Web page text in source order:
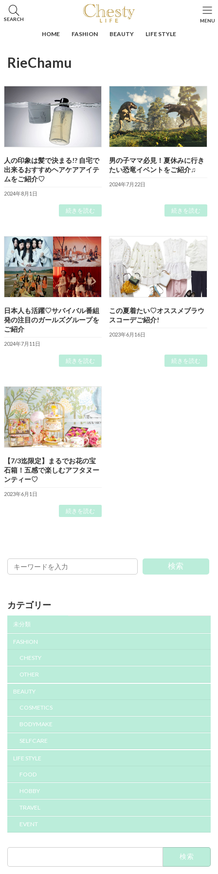
テ
プ
ゲ
動
SEARCH
HOME FASHION BEAUTY LIFE STYLE
HOME RieChamu
RieChamu
人の印象は髪で決まる!? 自宅で
出来るおすすめヘアケアアイテ
ムをご紹介♡
2024年8月1日
続きを読む
男の子ママ必見！夏休みに行き
たい恐竜イベントをご紹介♫
2024年7月22日
続きを読む
日本人も活躍♡サバイバル番組
発の注目のガールズグループを
ご紹介
2024年7月11日
続きを読む
この夏着たい♡オススメブラウ
スコーデご紹介!
2023年6月16日
続きを読む
【7/3迄限定】まるでお花の宝
石箱！五感で楽しむアフタヌー
ンティー♡
2023年6月1日
続きを読む
検索
カテゴリー
未分類
FASHION
CHESTY
OTHER
BEAUTY
COSMETICS
BODYMAKE
SELFCARE
LIFE STYLE
FOOD
HOBBY
TRAVEL
EVENT
検
MENU